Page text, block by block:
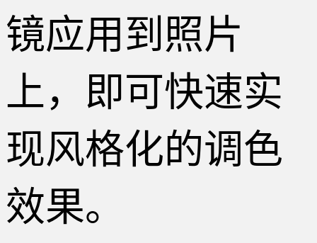
镜应用到照片
上，即可快速实
现风格化的调色
效果。